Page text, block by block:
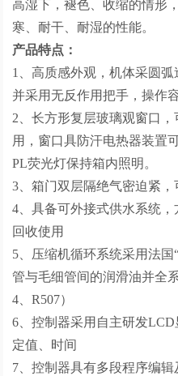
高湿下，褪色、收缩的情形
寒、耐干、耐湿的性能。
产品特点：
1、高质感外观，机体采圆弧
并采用无反作用把手，操作
2、长方形复层玻璃观窗口
用，窗口具防汗电热器装置
PL荧光灯保持箱内照明。
3、箱门双层隔绝气密迫紧
4、具备可外接式供水系统
回收使用
5、压缩机循环系统采用法
管与毛细管间的润滑油并全
4、R507）
6、控制器采用自主研发
定值、时间
7、控制器具有多段程序编